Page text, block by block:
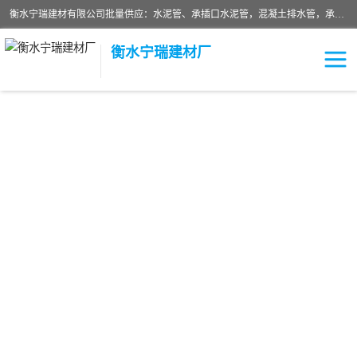
衡水宁瑞建材有限公司批量供应：水泥管、承插口水泥管，混凝土排水管，承插口水泥管，企口水泥管，钢承口水泥管，顶管，平口水泥管，水泥检查井，混凝土检查井，预制混凝土检查井，矩形检查井，圆形检查井等产品。
衡水宁瑞建材厂